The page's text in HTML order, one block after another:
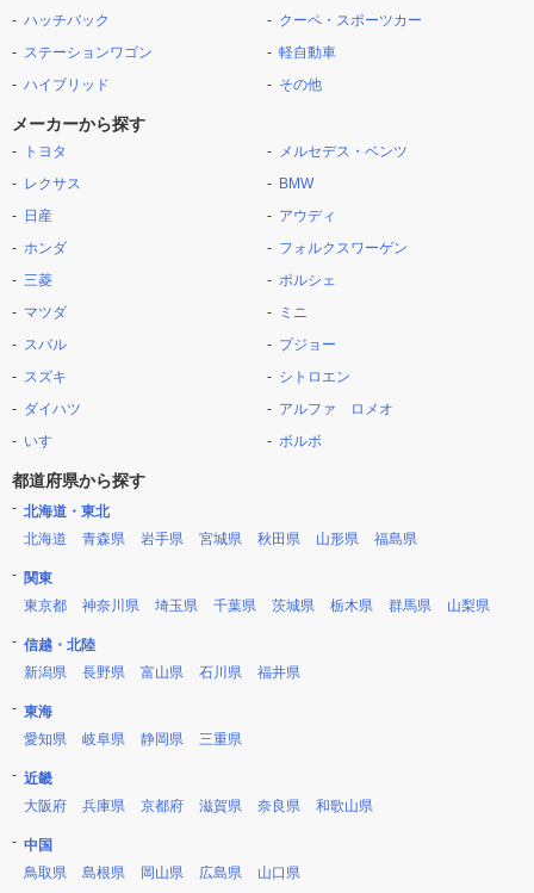
ハッチバック
ステーションワゴン
ハイブリッド
クーペ・スポーツカー
軽自動車
その他
メーカーから探す
トヨタ
レクサス
日産
ホンダ
三菱
マツダ
スバル
スズキ
ダイハツ
いすゞ
メルセデス・ベンツ
BMW
アウディ
フォルクスワーゲン
ポルシェ
ミニ
プジョー
シトロエン
アルファ ロメオ
ボルボ
都道府県から探す
北海道・東北
北海道
青森県 岩手県 宮城県 秋田県 山形県 福島県
関東
東京都
神奈川県 埼玉県 千葉県 茨城県 栃木県 群馬県 山梨県
信越・北陸
新潟県
長野県 富山県 石川県 福井県
東海
愛知県
岐阜県 静岡県 三重県
近畿
大阪府
兵庫県 京都府 滋賀県 奈良県 和歌山県
中国
鳥取県
島根県 岡山県 広島県 山口県